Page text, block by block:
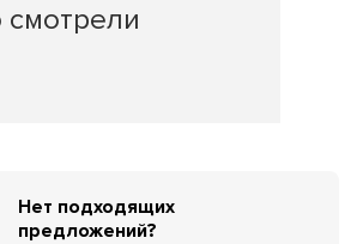
Нет подходящих
предложений?